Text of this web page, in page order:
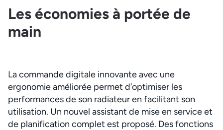
Les économies à portée de
main
La commande digitale innovante avec une
ergonomie améliorée permet d’optimiser les
performances de son radiateur en facilitant son
utilisation. Un nouvel assistant de mise en service et
de planification complet est proposé. Des fonctions